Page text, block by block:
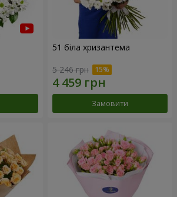
51 біла хризантема
5 246 грн
Замовити